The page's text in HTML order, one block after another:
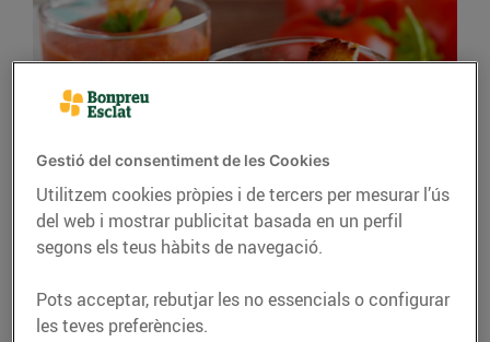
CONSELLS I HÀBITS SALUDABLES
Combatre la calor
menjant
12/d’agost/2020
Gestió del consentiment de les Cookies
Utilitzem cookies pròpies i de tercers per mesurar l’ús
del web i mostrar publicitat basada en un perfil
segons els teus hàbits de navegació.
Pots acceptar, rebutjar les no essencials o configurar
les teves preferències.